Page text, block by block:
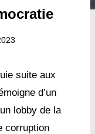
suite aux
d’un
lobby de la
corruption